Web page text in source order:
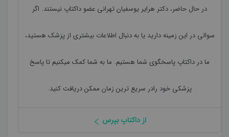
در حال حاضر، دکتر هرایر یوسفیان تهرانی عضو داکتاپ نیستند. اگر
سوالی در این زمینه دارید یا به دنبال اطلاعات بیشتری از پزشک هستید،
ما در داکتاپ پاسخگوی شما هستیم. ما به شما کمک میکنیم تا پاسخ
پزشکی خود رادر سریع ترین زمان ممکن دریافت کنید.
از داکتاپ بپرس